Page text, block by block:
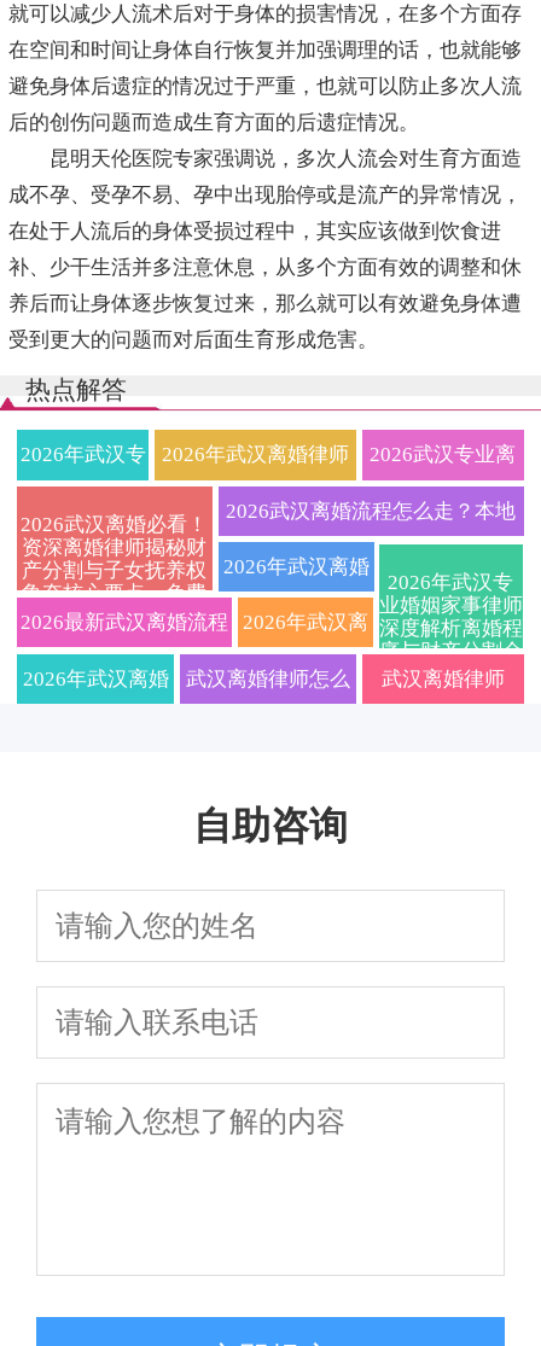
就可以减少人流术后对于身体的损害情况，在多个方面存
在空间和时间让身体自行恢复并加强调理的话，也就能够
避免身体后遗症的情况过于严重，也就可以防止多次人流
后的创伤问题而造成生育方面的后遗症情况。
昆明天伦医院专家强调说，多次人流会对生育方面造
成不孕、受孕不易、孕中出现胎停或是流产的异常情况，
在处于人流后的身体受损过程中，其实应该做到饮食进
补、少干生活并多注意休息，从多个方面有效的调整和休
养后而让身体逐步恢复过来，那么就可以有效避免身体遭
受到更大的问题而对后面生育形成危害。
热点解答
2026年武汉专
流程指南：协
议离婚、诉讼
离婚、财产分
割、子女抚养
2026年武汉离婚律师
权威指南：财产分割
与抚养权纠纷一站式
解决全攻略
2026武汉专业离
婚律师在线免费
财产分割与子女
抚养纠纷，定制
离婚协议服务
2026武汉离婚必看！
资深离婚律师揭秘财
产分割与子女抚养权
争夺核心要点，免费
咨询通道限时开启
2026武汉离婚流程怎么走？本地
婚姻家事律师详解协议与诉讼避
坑要点
2026年武汉离婚
律师费用标准及
流程解析：资深
团队避免踩坑
2026最新武汉离婚流程
及费用标准，专业武汉
附子女抚养权争取策略
2026年武汉离
婚律师费用标
办理全流程与
2026年武汉专
业婚姻家事律师
深度解析离婚程
序与财产分割全
攻略，本地法律
服务精准匹配
2026年武汉离婚
争夺及法律咨询
武汉离婚律师怎么
析，在线咨询助你
武汉离婚律师
自助咨询